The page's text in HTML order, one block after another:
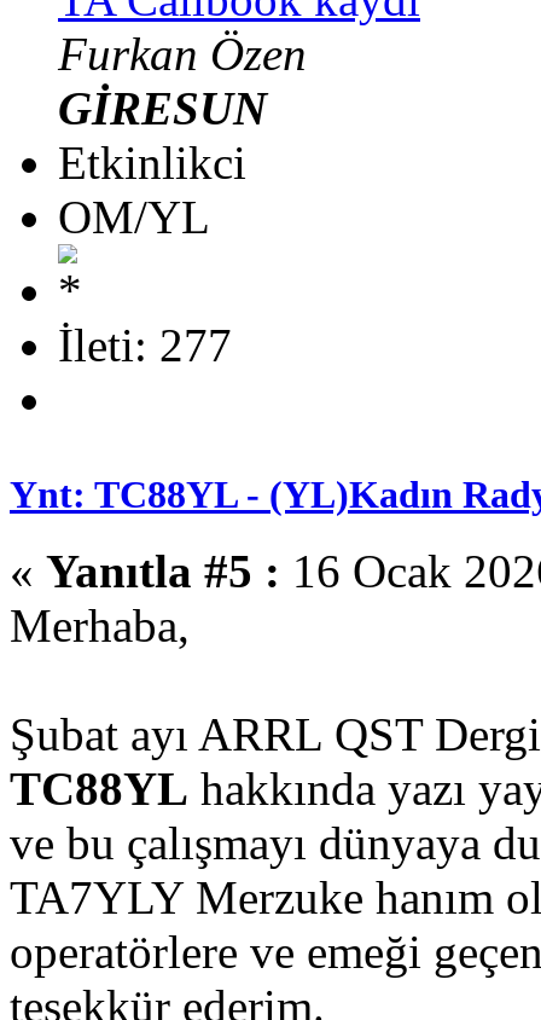
Furkan Özen
GİRESUN
Etkinlikci
OM/YL
İleti: 277
Ynt: TC88YL - (YL)Kadın
« Yanıtla #5 : 16 Ocak
Merhaba,
Şubat ayı ARRL QST
TC88YL hakkında yazı
ve bu çalışmayı dünyaya
TA7YLY Merzuke hanım
operatörlere ve emeği
teşekkür ederim.